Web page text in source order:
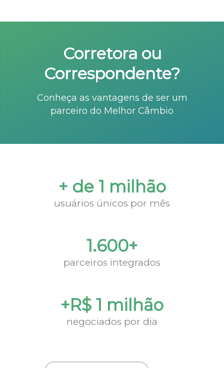
Corretora ou
Correspondente?
Conheça as vantagens de ser um
parceiro do Melhor Câmbio
+ de 1 milhão
usuários únicos por mês
1.600+
parceiros integrados
+R$ 1 milhão
negociados por dia